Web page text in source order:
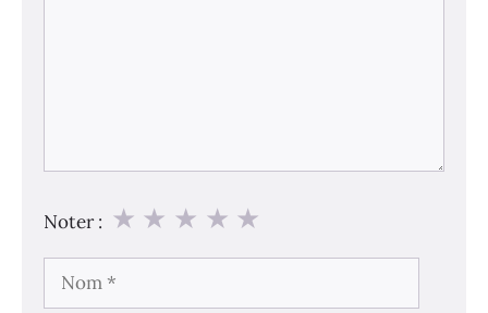
Noter : ★
★
★
★
★